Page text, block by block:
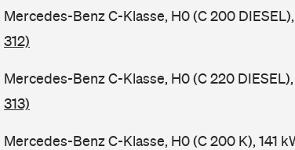
Mercedes-Benz C-Klasse, H0 (C 200
312)
Mercedes-Benz C-Klasse, H0 (C 220
313)
Mercedes-Benz C-Klasse, H0 (C 200 K), 141